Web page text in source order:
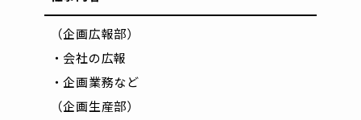
（企画広報部）
・会社の広報
・企画業務など
（企画生産部）